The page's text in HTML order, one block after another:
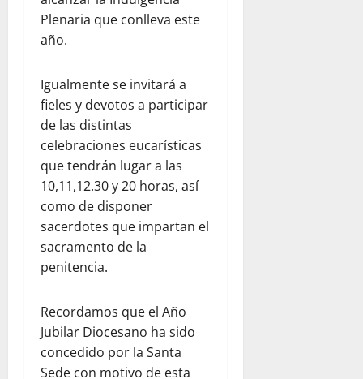
Plenaria que conlleva este
año.
Igualmente se invitará a
fieles y devotos a participar
de las distintas
celebraciones eucarísticas
que tendrán lugar a las
10,11,12.30 y 20 horas, así
como de disponer
sacerdotes que impartan el
sacramento de la
penitencia.
Recordamos que el Año
Jubilar Diocesano ha sido
concedido por la Santa
Sede con motivo de esta